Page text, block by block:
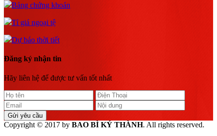
Bảng chứng khoán
Tỉ giá ngoại tệ
Dự báo thời tiết
Đăng ký nhận tin
Hãy liên hệ để được tư vấn tốt nhất
Gửi yêu cầu
Copyright © 2017 by BAO BÌ KÝ THÀNH. All rights reserved.